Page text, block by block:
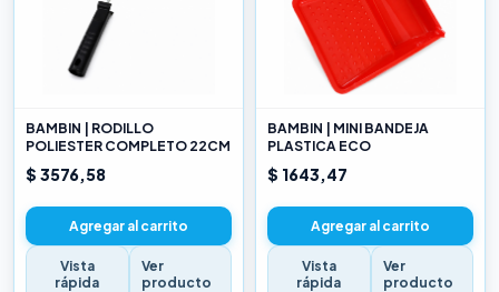
BAMBIN | RODILLO
POLIESTER COMPLETO 22CM
$ 3576,58
Agregar al carrito
Vista
rápida
Ver
producto
BAMBIN | MINI BANDEJA
PLASTICA ECO
$ 1643,47
Agregar al carrito
Vista
rápida
Ver
producto